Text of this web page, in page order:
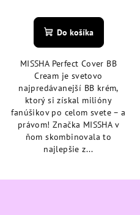
hodnotenie
produktu
z
5
hviezdičiek.
Do košíka
MISSHA Perfect Cover BB
Cream je svetovo
najpredávanejší BB krém,
ktorý si získal milióny
fanúšikov po celom svete – a
právom! Značka MISSHA v
ňom skombinovala to
najlepšie z...